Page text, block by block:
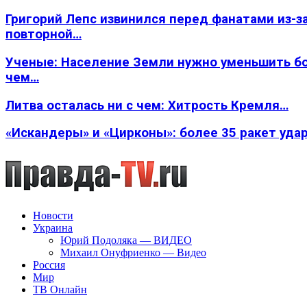
Григорий Лепс извинился перед фанатами из-
повторной…
Ученые: Население Земли нужно уменьшить
чем…
Литва осталась ни с чем: Хитрость Кремля…
«Искандеры» и «Цирконы»: более 35 ракет
Новости
Украина
Юрий Подоляка — ВИДЕО
Михаил Онуфриенко — Видео
Россия
Мир
ТВ Онлайн